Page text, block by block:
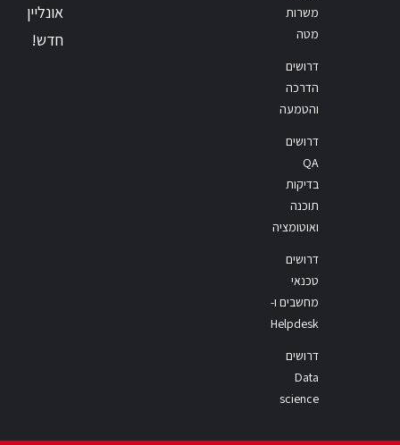
משרות
מטה
דרושים
הדרכה
והטמעה
דרושים
QA
בדיקות
תוכנה
ואוטומציה
דרושים
טכנאי
מחשבים ו-
Helpdesk
דרושים
Data
science
אונליין
חדש!